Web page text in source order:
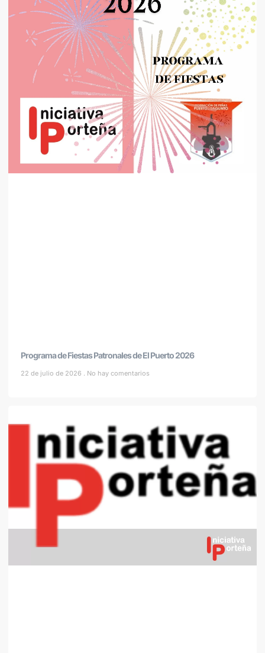
Programa de Fiestas Patronales de El Puerto 2026
22 de julio de 2026 No hay comentarios